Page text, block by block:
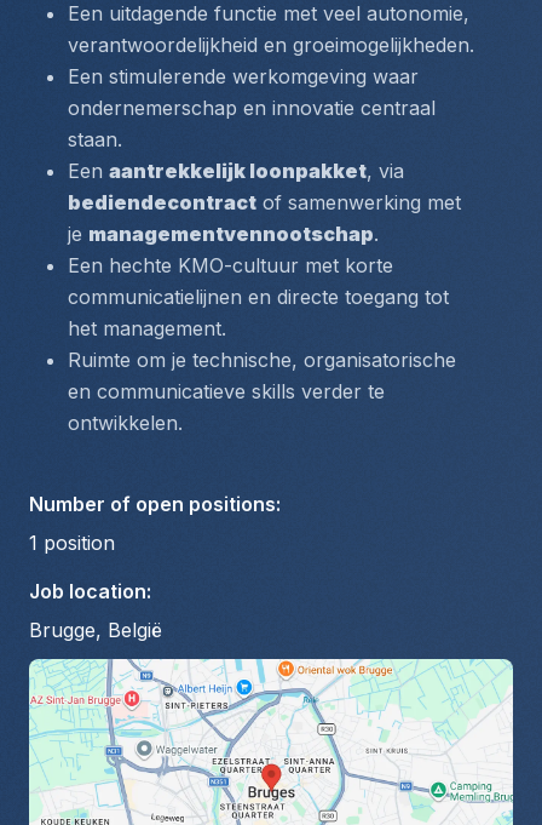
Een uitdagende functie met veel autonomie,
verantwoordelijkheid en groeimogelijkheden.
Een stimulerende werkomgeving waar
ondernemerschap en innovatie centraal
staan.
Een aantrekkelijk loonpakket
bediendecontract of samenwerking met
je managementvennootschap.
Een hechte KMO-cultuur met korte
communicatielijnen en directe toegang tot
het management.
Ruimte om je technische, organisatorische
en communicatieve skills verder te
ontwikkelen.
Number of open positions:
1 position
Job location:
Brugge, België